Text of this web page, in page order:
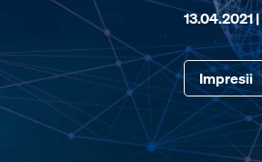
13.04.2021 |
Impresii